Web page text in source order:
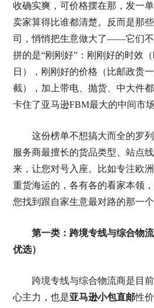
收确实爽，可价格摆在那，发一
卖家算得比谁都清楚。反而是那
司，悄悄把生意做大了——它们不
拼的是“刚刚好”：刚刚好的时效
日），刚刚好的价格（比邮政贵
截），加上带电、抛货、中大件
卡住了亚马逊FBM最大的中间市场
这份榜单不想搞大而全的罗
服务商最擅长的货品类型、站点
来，让您对号入座。比如专注欧
重货海运的，各有各的看家本领
您找到跟自家生意最对路的那一个
第一类：跨境专线与综合物
优选）
跨境专线与综合物流商是目前
心主力，也是亚马逊小包直邮性